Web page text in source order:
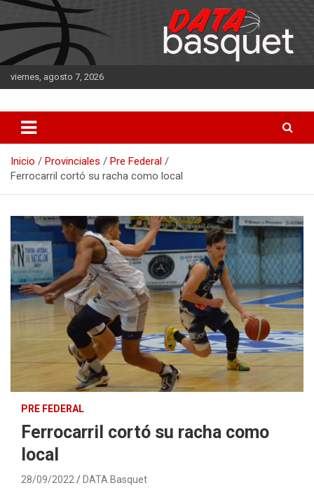
Saltar
al
contenido
viernes, agosto 7, 2026
DATA Basquet
Inicio Provinciales
Pre Federal
Ferrocarril cortó su racha como local
PRE FEDERAL
Ferrocarril cortó su racha como
local
28/09/2022 DATA Basquet